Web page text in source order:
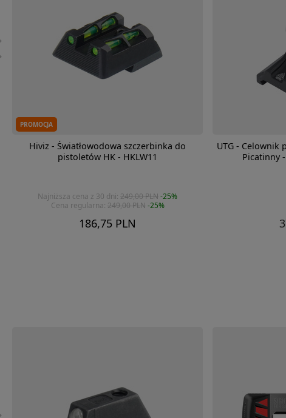
PROMOCJA
Hiviz - Światłowodowa szczerbinka do
pistoletów HK - HKLW11
186,75 PLN
Najniższa cena z 30 dni: 249,00 PLN-25%
Cena regularna: 249,00 PLN -25%
UTG - Celownik
Picatinny